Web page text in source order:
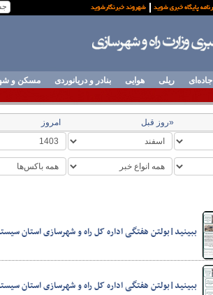
جاده‌ای ریلی هوایی بنادر و دریانوردی مسکن و
«روز قبل امروز
ببینید|بولتن هفتگی اداره کل راه و شهرسازی استان سیستان
ببینید|بولتن هفتگی اداره کل راه و شهرسازی استان سیستان